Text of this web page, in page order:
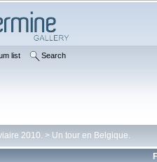
list Search
2010. > Un tour en Belgique.